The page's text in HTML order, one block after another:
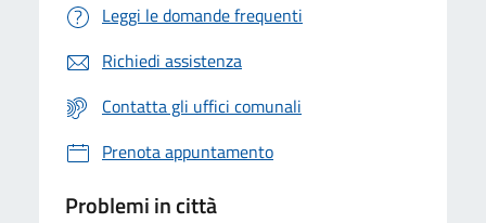
Leggi le domande frequenti
Richiedi assistenza
Contatta gli uffici comunali
Prenota appuntamento
Problemi in città